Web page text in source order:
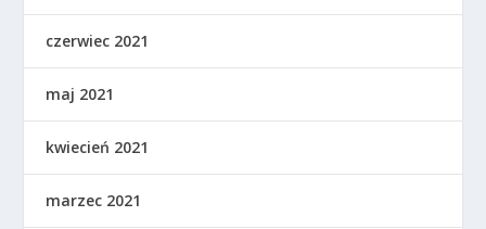
czerwiec 2021
maj 2021
kwiecień 2021
marzec 2021